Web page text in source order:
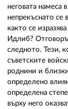
неговата намеса
непрекъснато се
както се
Идлиб?
следното. Тези,
съветските
роднини и
определено
определена
върху него